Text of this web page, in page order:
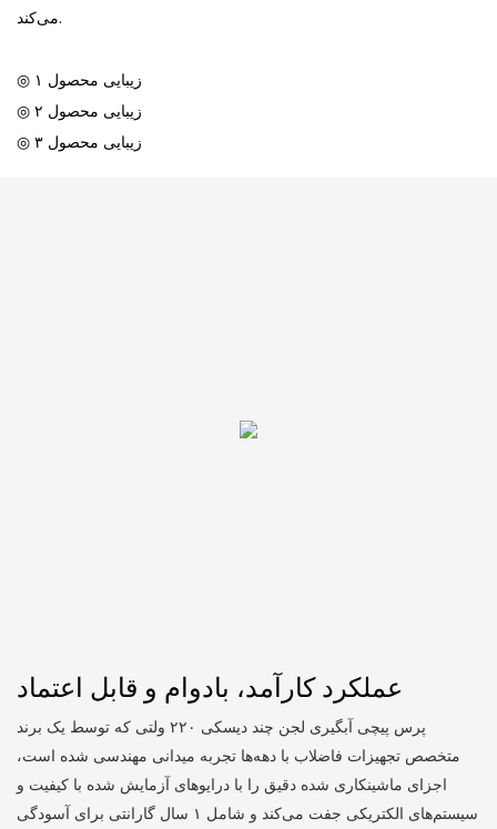
می‌کند.
◎ زیبایی محصول ۱
◎ زیبایی محصول ۲
◎ زیبایی محصول ۳
عملکرد کارآمد، بادوام و قابل اعتماد
پرس پیچی آبگیری لجن چند دیسکی ۲۲۰ ولتی که توسط یک برند
متخصص تجهیزات فاضلاب با دهه‌ها تجربه میدانی مهندسی شده است،
اجزای ماشینکاری شده دقیق را با درایوهای آزمایش شده با کیفیت و
سیستم‌های الکتریکی جفت می‌کند و شامل ۱ سال گارانتی برای آسودگی